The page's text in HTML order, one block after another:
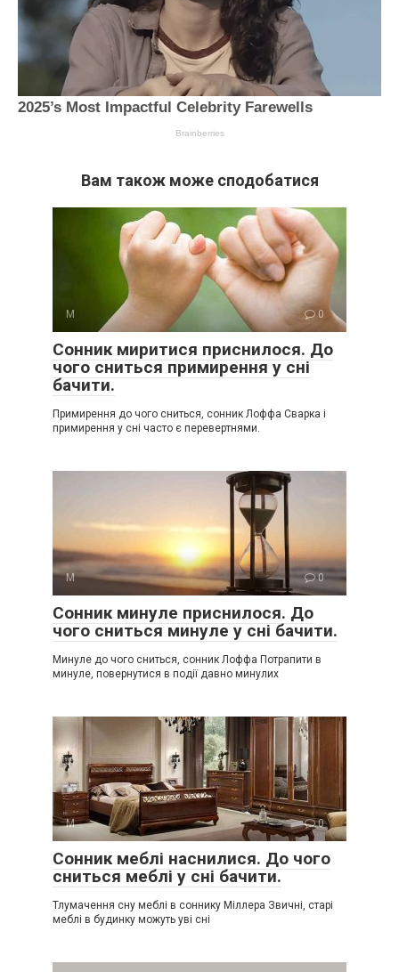
Вам також може сподобатися
М 0
Сонник миритися приснилося. До
чого сниться примирення у сні
бачити.
Примирення до чого сниться, сонник Лоффа Сварка і
примирення у сні часто є перевертнями.
М 0
Сонник минуле приснилося. До
чого сниться минуле у сні бачити.
Минуле до чого сниться, сонник Лоффа Потрапити в
минуле, повернутися в події давно минулих
М 0
Сонник меблі наснилися. До чого
сниться меблі у сні бачити.
Тлумачення сну меблі в соннику Міллера Звичні, старі
меблі в будинку можуть уві сні